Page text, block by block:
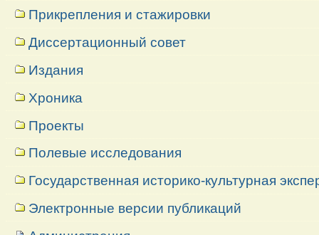
Прикрепления и стажировки
Диссертационный совет
Издания
Хроника
Проекты
Полевые исследования
Государственная историко-культурная
Электронные версии публикаций